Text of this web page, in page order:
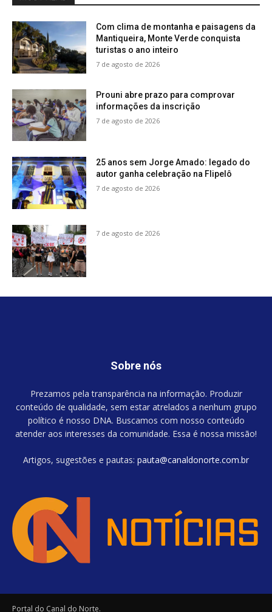
Com clima de montanha e paisagens da
Mantiqueira, Monte Verde conquista
turistas o ano inteiro
7 de agosto de 2026
Prouni abre prazo para comprovar
informações da inscrição
7 de agosto de 2026
25 anos sem Jorge Amado: legado do
autor ganha celebração na Flipelô
7 de agosto de 2026
7 de agosto de 2026
Sobre nós
Prezamos pela transparência na informação. Produzir
conteúdo de qualidade, sem estar atrelados a nenhum grupo
político é nosso DNA. Buscamos com nosso conteúdo
atender aos interesses da comunidade. Essa é nossa missão!
Artigos, sugestões e pautas: pauta@canaldonorte.com.br
Portal do Canal do Norte.